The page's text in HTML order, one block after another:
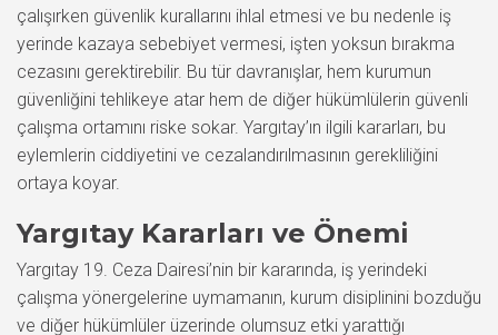
çalışırken güvenlik kurallarını ihlal etmesi ve bu nedenle iş
yerinde kazaya sebebiyet vermesi, işten yoksun bırakma
cezasını gerektirebilir. Bu tür davranışlar, hem kurumun
güvenliğini tehlikeye atar hem de diğer hükümlülerin güvenli
çalışma ortamını riske sokar. Yargıtay’ın ilgili kararları, bu
eylemlerin ciddiyetini ve cezalandırılmasının gerekliliğini
ortaya koyar.
Yargıtay Kararları ve Önemi
Yargıtay 19. Ceza Dairesi’nin bir kararında, iş yerindeki
çalışma yönergelerine uymamanın, kurum disiplinini bozduğu
ve diğer hükümlüler üzerinde olumsuz etki yarattığı